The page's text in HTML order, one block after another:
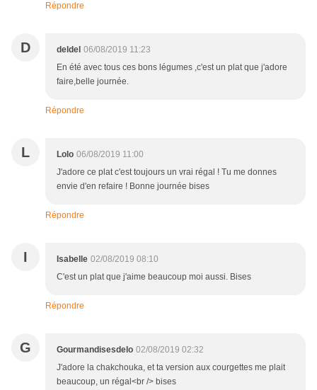
Répondre
D deldel 06/08/2019 11:23
En été avec tous ces bons légumes ,c'est un plat que j'adore
faire,belle journée.
Répondre
L Lolo 06/08/2019 11:00
J'adore ce plat c'est toujours un vrai régal ! Tu me donnes
envie d'en refaire ! Bonne journée bises
Répondre
I Isabelle 02/08/2019 08:10
C'est un plat que j'aime beaucoup moi aussi. Bises
Répondre
G Gourmandisesdelo 02/08/2019 02:32
J'adore la chakchouka, et ta version aux courgettes me plait
beaucoup, un régal<br /> bises